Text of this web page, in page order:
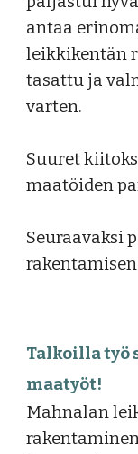
antaa
leikkikentän
tasattu ja
varten.
Suuret
maatöiden
Seuraavaksi
Talkoilla työ
maatyöt!
Mahnalan